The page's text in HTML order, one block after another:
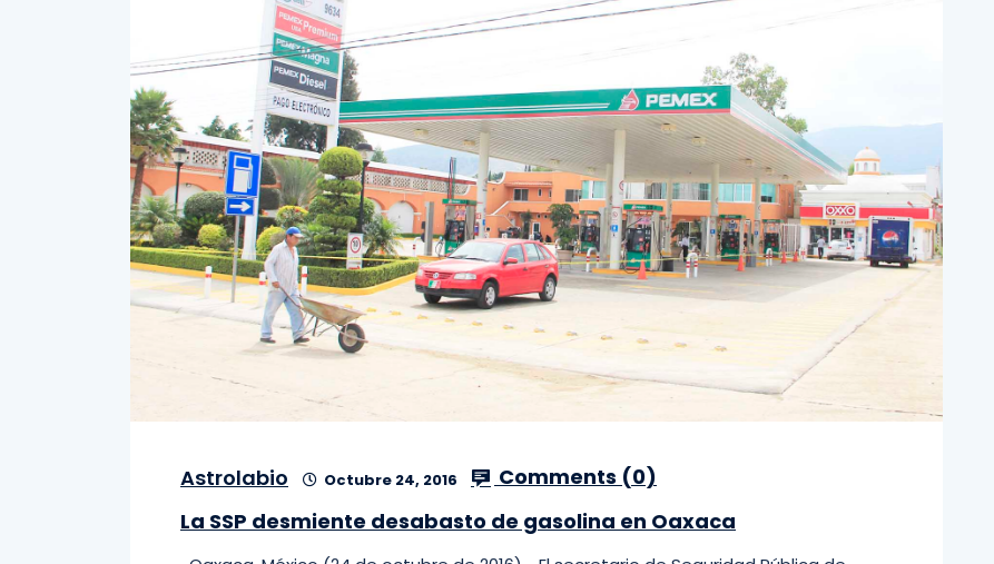
Astrolabio Octubre 24, 2016 Comments (0)
La SSP desmiente desabasto de gasolina en Oaxaca